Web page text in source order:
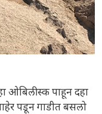
ओबिलीस्क पाहून दहा
पडून गाडीत बसलो